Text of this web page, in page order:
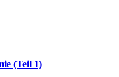
(Teil 1)